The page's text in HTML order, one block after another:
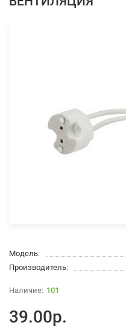
Модель:
Производитель:
101
39.00р.